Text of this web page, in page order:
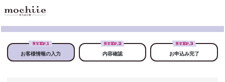
STEP.1
お客様情報の入力
STEP.2
内容確認
STEP.3
お申込み完了